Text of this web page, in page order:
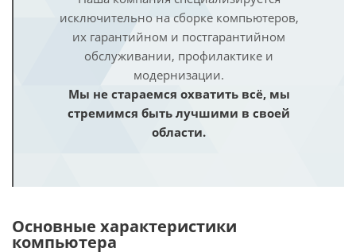
исключительно на сборке компьютеров,
их гарантийном и постгарантийном
обслуживании, профилактике и
модернизации.
Мы не стараемся охватить всё, мы
стремимся быть лучшими в своей
области.
Основные характеристики
компьютера